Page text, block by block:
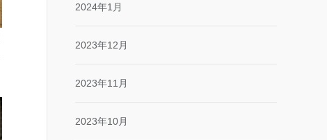
2024年1月
2023年12月
2023年11月
2023年10月